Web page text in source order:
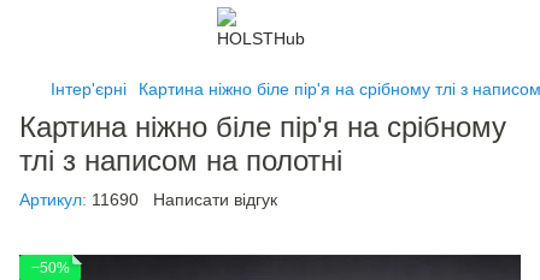
Інтер'єрні Картина ніжно біле пір'я на срібному тлі з
Картина ніжно біле пір'я на срібному
тлі з написом на полотні
Артикул: 11690 Написати відгук
−50%